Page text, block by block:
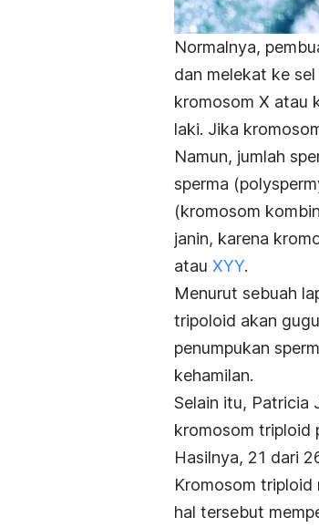
Normalnya,
dan melekat ke
kromosom X atau
laki. Jika
Namun, jumlah
sperma
(kromosom
janin, karena
atau XYY.
Menurut sebuah
tripoloid akan
penumpukan
kehamilan.
Selain itu, Patricia
kromosom triploid
Hasilnya, 21 dari
Kromosom triploid
hal tersebut